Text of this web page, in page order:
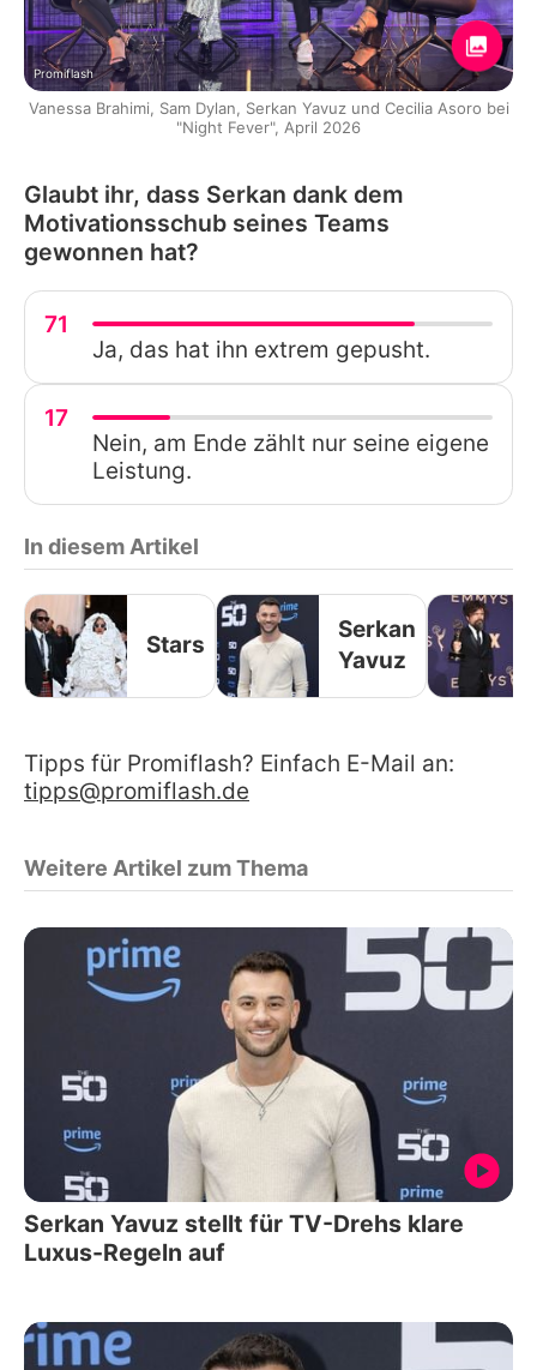
Promiflash
Vanessa Brahimi, Sam Dylan, Serkan Yavuz und Cecilia Asoro bei
"Night Fever", April 2026
Glaubt ihr, dass Serkan dank dem
Motivationsschub seines Teams
gewonnen hat?
71
Ja, das hat ihn extrem gepusht.
17
Nein, am Ende zählt nur seine eigene
Leistung.
In diesem Artikel
Stars
Serkan
Yavuz
Tipps für Promiflash? Einfach E-Mail an:
tipps@promiflash.de
Weitere Artikel zum Thema
Serkan Yavuz stellt für TV-Drehs klare
Luxus-Regeln auf